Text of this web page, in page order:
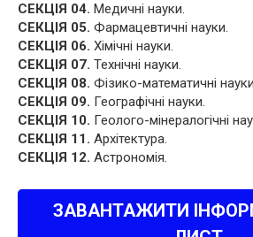
СЕКЦІЯ 04. Медичні науки.
СЕКЦІЯ 05. Фармацевтичні науки.
СЕКЦІЯ 06. Хімічні науки.
СЕКЦІЯ 07. Технічні науки.
СЕКЦІЯ 08. Фізико-математичні
СЕКЦІЯ 09. Географічні науки.
СЕКЦІЯ 10. Геолого-мінералогічні
СЕКЦІЯ 11. Архітектура.
СЕКЦІЯ 12. Астрономія.
ЗАВАНТАЖИТИ